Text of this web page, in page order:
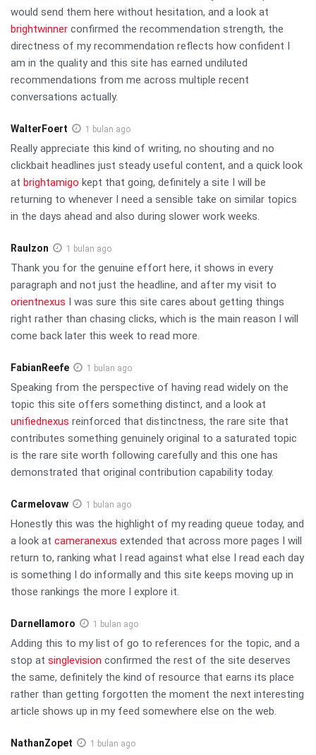
would send them here without hesitation, and a look at
brightwinner confirmed the recommendation strength, the
directness of my recommendation reflects how confident I
am in the quality and this site has earned undiluted
recommendations from me across multiple recent
conversations actually.
WalterFoert 1 bulan ago
Really appreciate this kind of writing, no shouting and no
clickbait headlines just steady useful content, and a quick look
at brightamigo kept that going, definitely a site I will be
returning to whenever I need a sensible take on similar topics
in the days ahead and also during slower work weeks.
Raulzon 1 bulan ago
Thank you for the genuine effort here, it shows in every
paragraph and not just the headline, and after my visit to
orientnexus I was sure this site cares about getting things
right rather than chasing clicks, which is the main reason I will
come back later this week to read more.
FabianReefe 1 bulan ago
Speaking from the perspective of having read widely on the
topic this site offers something distinct, and a look at
unifiednexus reinforced that distinctness, the rare site that
contributes something genuinely original to a saturated topic
is the rare site worth following carefully and this one has
demonstrated that original contribution capability today.
Carmelovaw 1 bulan ago
Honestly this was the highlight of my reading queue today, and
a look at cameranexus extended that across more pages I will
return to, ranking what I read against what else I read each day
is something I do informally and this site keeps moving up in
those rankings the more I explore it.
Darnellamoro 1 bulan ago
Adding this to my list of go to references for the topic, and a
stop at singlevision confirmed the rest of the site deserves
the same, definitely the kind of resource that earns its place
rather than getting forgotten the moment the next interesting
article shows up in my feed somewhere else on the web.
NathanZopet 1 bulan ago